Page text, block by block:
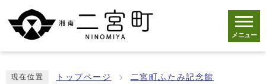
メニュー
現在位置 トップページ 二宮町ふたみ記念館